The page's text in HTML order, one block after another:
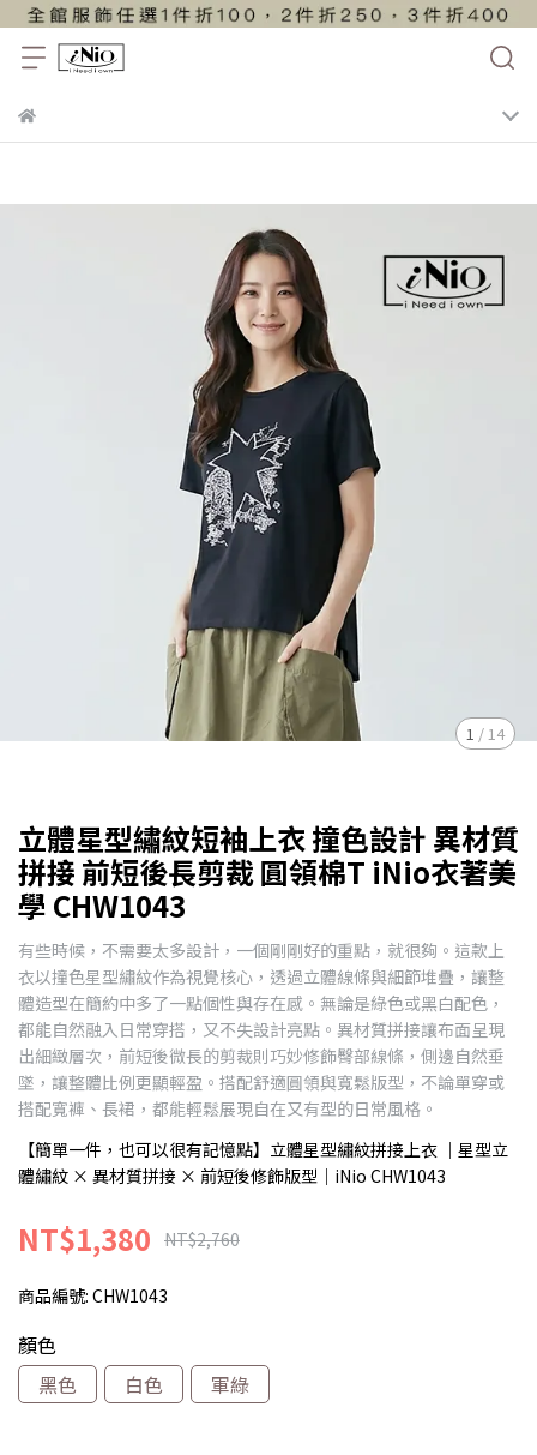
1 /14
立體星型繡紋短袖上衣 撞色設計 異材質
拼接 前短後長剪裁 圓領棉T iNio衣著美
學 CHW1043
有些時候，不需要太多設計，一個剛剛好的重點，就很夠。這款上
衣以撞色星型繡紋作為視覺核心，透過立體線條與細節堆疊，讓整
體造型在簡約中多了一點個性與存在感。無論是綠色或黑白配色，
都能自然融入日常穿搭，又不失設計亮點。異材質拼接讓布面呈現
出細緻層次，前短後微長的剪裁則巧妙修飾臀部線條，側邊自然垂
墜，讓整體比例更顯輕盈。搭配舒適圓領與寬鬆版型，不論單穿或
搭配寬褲、長裙，都能輕鬆展現自在又有型的日常風格。
【簡單一件，也可以很有記憶點】立體星型繡紋拼接上衣 ｜星型立
體繡紋 × 異材質拼接 × 前短後修飾版型｜iNio CHW1043
NT$1,380 NT$2,760
商品編號: CHW1043
顏色
黑色
白色 軍綠